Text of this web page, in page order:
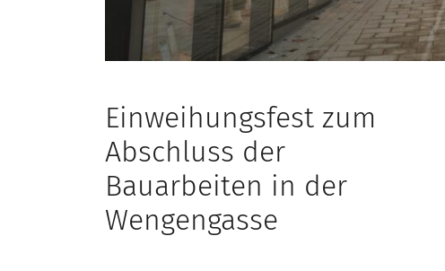
Einweihungsfest zum
Abschluss der
Bauarbeiten in der
Wengengasse